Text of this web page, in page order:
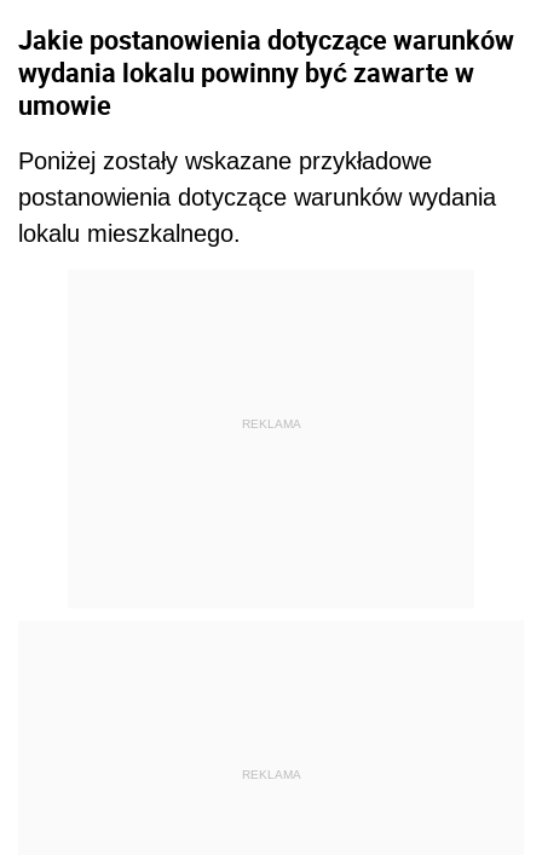
Jakie postanowienia dotyczące warunków
wydania lokalu powinny być zawarte w
umowie
Poniżej zostały wskazane przykładowe
postanowienia dotyczące warunków wydania
lokalu mieszkalnego.
REKLAMA
REKLAMA